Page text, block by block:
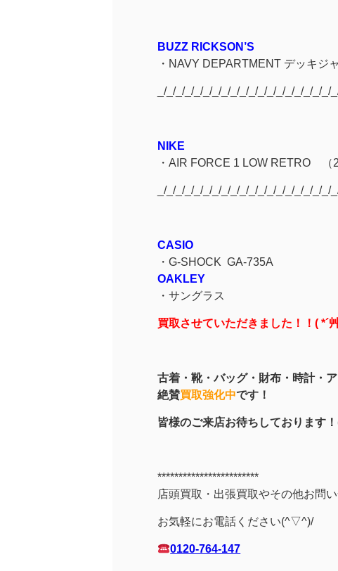
BUZZ RICKSON’S
・NAVY DEPARTMENT デッキ
_/_/_/_/_/_/_/_/_/_/_/_/_/_/_/_/_/_/
NIKE
・ AIR FORCE 1 LOW RETRO （
_/_/_/_/_/_/_/_/_/_/_/_/_/_/_/_/_/_/
CASIO
・G-SHOCK GA-735A
OAKLEY
・サングラス
買取させていただきました！！( *´
古着・靴・バッグ・財布・時計・
絶賛買取強化中です！
皆様のご来店お待ちしております！
************************
店頭買取・出張買取やその他お問
お気軽にお電話ください(^▽^)/
0120-764-147